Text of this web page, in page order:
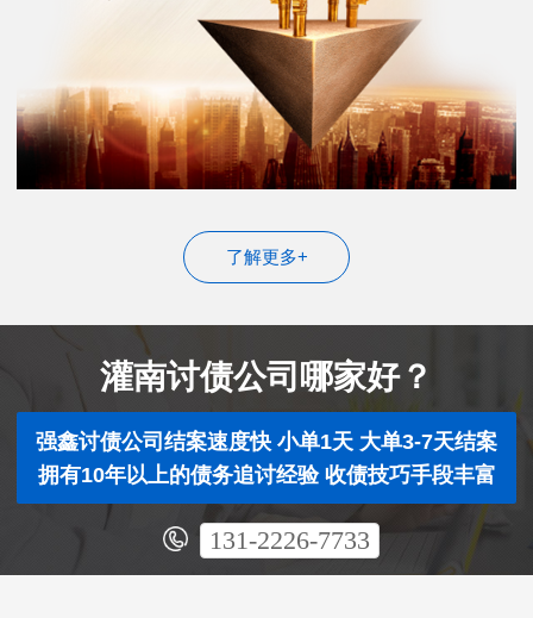
了解更多+
灌南讨债公司哪家好？
强鑫讨债公司结案速度快 小单1天 大单3-7天结案
拥有10年以上的债务追讨经验 收债技巧手段丰富
131-2226-7733